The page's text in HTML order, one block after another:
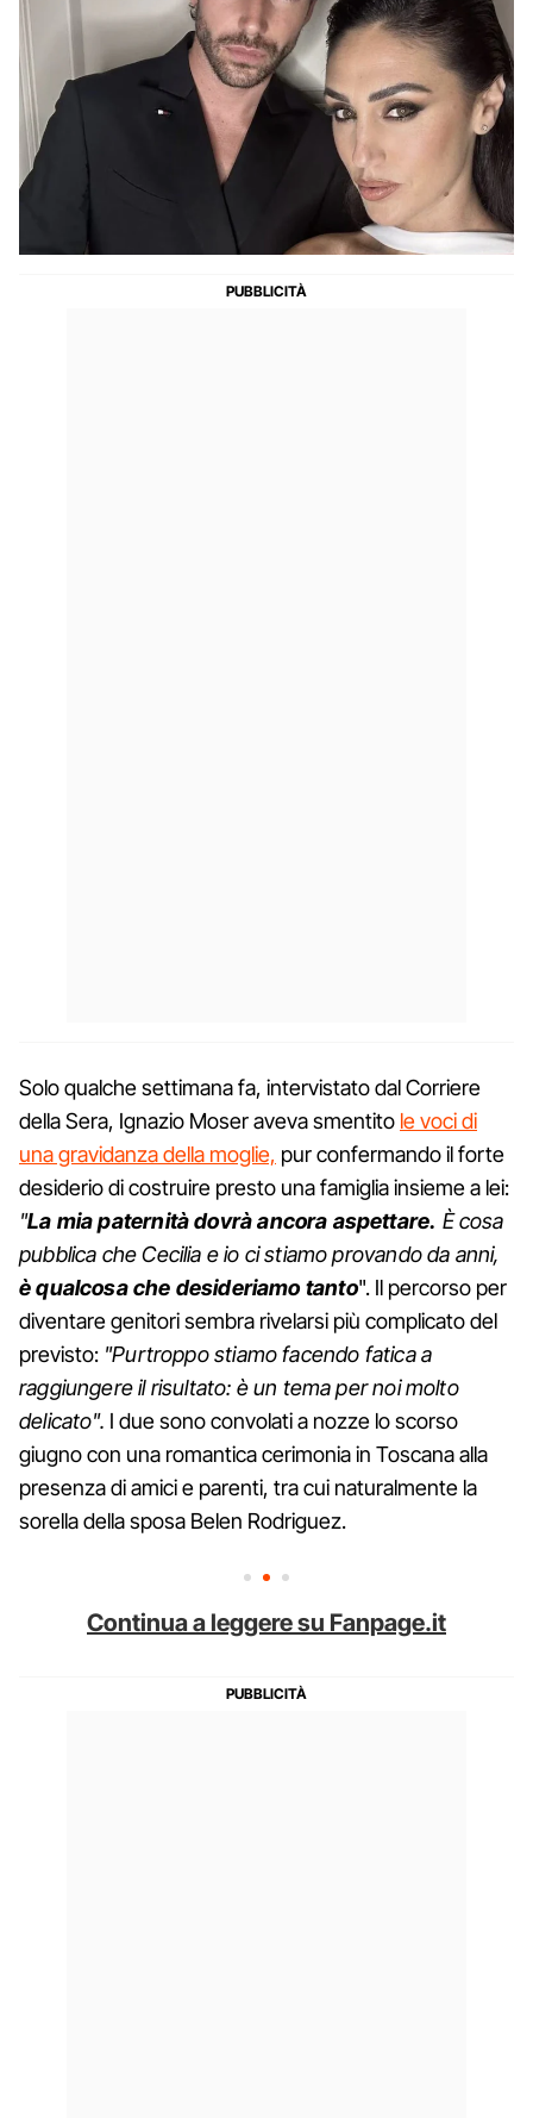
Solo qualche settimana fa, intervistato dal Corriere
della Sera, Ignazio Moser aveva smentito le voci di
una gravidanza della moglie, pur confermando il forte
desiderio di costruire presto una famiglia insieme a lei:
"La mia paternità dovrà ancora aspettare. È cosa
pubblica che Cecilia e io ci stiamo provando da anni,
è qualcosa che desideriamo tanto". Il percorso per
diventare genitori sembra rivelarsi più complicato del
previsto: "Purtroppo stiamo facendo fatica a
raggiungere il risultato: è un tema per noi molto
delicato". I due sono convolati a nozze lo scorso
giugno con una romantica cerimonia in Toscana alla
presenza di amici e parenti, tra cui naturalmente la
sorella della sposa Belen Rodriguez.
Continua a leggere su Fanpage.it